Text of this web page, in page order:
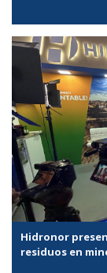
Hidronor
residuos en